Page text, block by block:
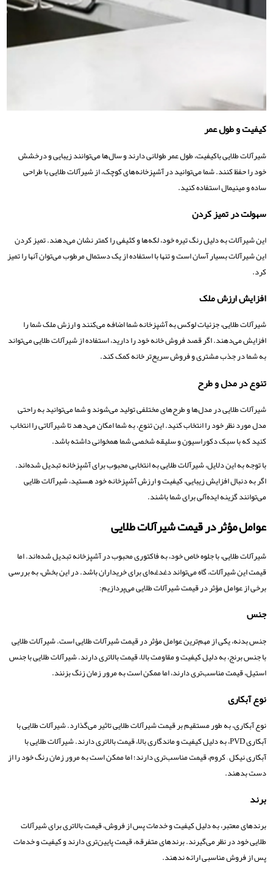
کیفیت و طول عمر
شیرآلات طلایی باکیفیت، طول عمر طولانی دارند و سال‌ها می‌توانند زیبایی و درخشش
خود را حفظ کنند. شما می‌توانید در آشپزخانه‌های کوچک، از شیرآلات طلایی با طراحی
ساده و مینیمال استفاده کنید.
سهولت در تمیز کردن
این شیرآلات به دلیل رنگ تیره خود، لکه‌ها و کثیفی را کمتر نشان می‌دهند. تمیز کردن
این شیرآلات بسیار آسان است و تنها با استفاده از یک دستمال مرطوب می‌توان آنها را تمیز
کرد.
افزایش ارزش ملک
شیرآلات طلایی، جزئیات لوکس به آشپزخانه شما اضافه می‌کنند و ارزش ملک شما را
افزایش می‌دهند. اگر قصد فروش خانه خود را دارید، استفاده از شیرآلات طلایی می‌تواند
به شما در جذب مشتری و فروش سریع‌تر خانه کمک کند.
تنوع در مدل و طرح
شیرآلات طلایی در مدل‌ها و طرح‌های مختلفی تولید می‌شوند و شما می‌توانید به راحتی
مدل مورد نظر خود را انتخاب کنید. این تنوع، به شما امکان می‌دهد تا شیرآلاتی را انتخاب
کنید که با سبک دکوراسیون و سلیقه شخصی شما همخوانی داشته باشد.
با توجه به این دلایل، شیرآلات طلایی به انتخابی محبوب برای آشپزخانه تبدیل شده‌اند.
اگر به دنبال افزایش زیبایی، کیفیت و ارزش آشپزخانه خود هستید، شیرآلات طلایی
می‌توانند گزینه ایده‌آلی برای شما باشند.
عوامل مؤثر در قیمت شیرآلات طلایی
شیرآلات طلایی، با جلوه خاص خود، به فاکتوری محبوب در آشپزخانه تبدیل شده‌اند. اما
قیمت این شیرآلات، گاه می‌تواند دغدغه‌ای برای خریداران باشد. در این بخش، به بررسی
برخی از عوامل مؤثر در قیمت شیرآلات طلایی می‌پردازیم:
جنس
جنس بدنه، یکی از مهم‌ترین عوامل مؤثر در قیمت شیرآلات طلایی است. شیرآلات طلایی
با جنس برنج، به دلیل کیفیت و مقاومت بالا، قیمت بالاتری دارند. شیرآلات طلایی با جنس
استیل، قیمت مناسب‌تری دارند، اما ممکن است به مرور زمان زنگ بزنند.
نوع آبکاری
نوع آبکاری، به طور مستقیم بر قیمت شیرآلات طلایی تاثیر می‌گذارد. شیرآلات طلایی با
آبکاری PVD، به دلیل کیفیت و ماندگاری بالا، قیمت بالاتری دارند. شیرآلات طلایی با
آبکاری نیکل – کروم، قیمت مناسب‌تری دارند؛ اما ممکن است به مرور زمان رنگ خود را از
دست بدهند.
برند
برندهای معتبر، به دلیل کیفیت و خدمات پس از فروش، قیمت بالاتری برای شیرآلات
طلایی خود در نظر می‌گیرند. برندهای متفرقه، قیمت پایین‌تری دارند و کیفیت و خدمات
پس از فروش مناسبی ارائه ندهند.